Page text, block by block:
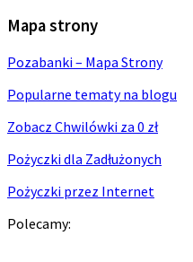
Mapa strony
Pozabanki – Mapa Strony
Popularne tematy na blogu
Zobacz Chwilówki za 0 zł
Pożyczki dla Zadłużonych
Pożyczki przez Internet
Polecamy: